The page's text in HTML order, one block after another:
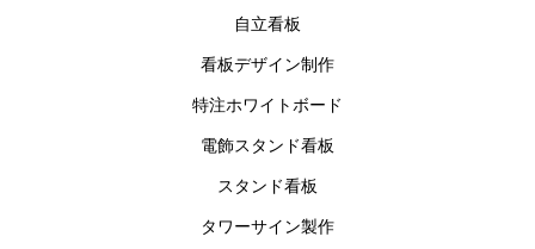
自立看板
看板デザイン制作
特注ホワイトボード
電飾スタンド看板
スタンド看板
タワーサイン製作